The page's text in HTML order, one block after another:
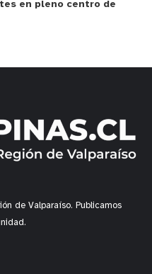
en pleno centro de
de Valparaíso. Publicamos